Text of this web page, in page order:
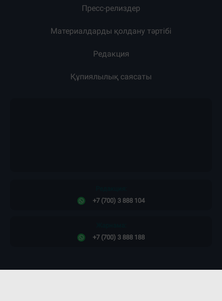
Пресс-релиздер
Материалдарды қолдану тәртібі
Редакция
Құпиялылық саясаты
+7 (700) 3 888 104
+7 (700) 3 888 188